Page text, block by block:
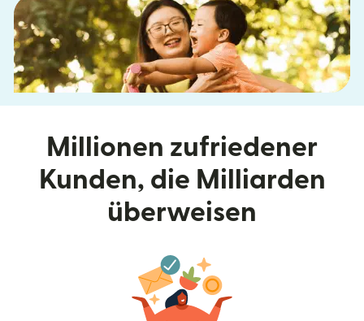
Millionen zufriedener
Kunden, die Milliarden
überweisen